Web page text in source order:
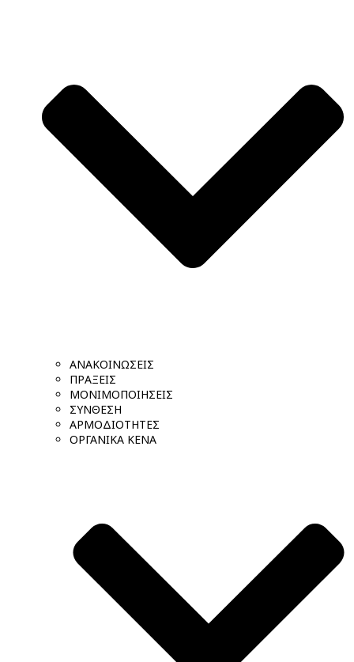
ΑΝΑΚΟΙΝΩΣΕΙΣ
ΠΡΑΞΕΙΣ
ΜΟΝΙΜΟΠΟΙΗΣΕΙΣ
ΣΥΝΘΕΣΗ
ΑΡΜΟΔΙΟΤΗΤΕΣ
ΟΡΓΑΝΙΚΑ ΚΕΝΑ